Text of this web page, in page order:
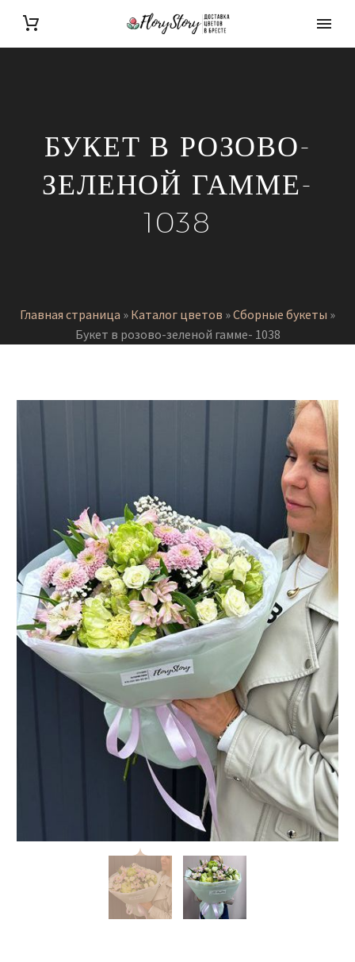
БУКЕТ В РОЗОВО-
ЗЕЛЕНОЙ ГАММЕ-
1038
Главная страница » Каталог цветов »Сборные букеты »
Букет в розово-зеленой гамме- 1038